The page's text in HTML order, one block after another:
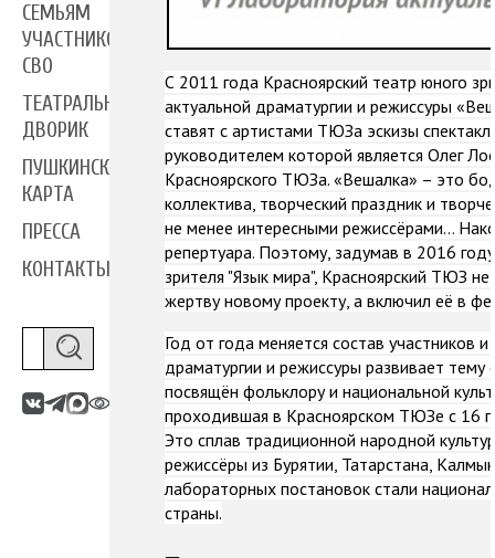
СЕМЬЯМ
УЧАСТНИКОВ
СВО
ТЕАТРАЛЬНЫЙ
ДВОРИК
ПУШКИНСКАЯ
КАРТА
ПРЕССА
КОНТАКТЫ
С 2011 года Красноярский театр юного
актуальной драматургии и режиссуры
ставят с артистами ТЮЗа эскизы
руководителем которой является Олег
Красноярского ТЮЗа. «Вешалка» – это
коллектива, творческий праздник и
не менее интересными режиссёрами…
репертуара. Поэтому, задумав в 2016
зрителя "Язык мира", Красноярский ТЮЗ
жертву новому проекту, а включил её в
Год от года меняется состав участников
драматургии и режиссуры развивает
посвящён фольклору и национальной
проходившая в Красноярском ТЮЗе с 16
Это сплав традиционной народной
режиссёры из Бурятии, Татарстана,
лабораторных постановок стали
страны.